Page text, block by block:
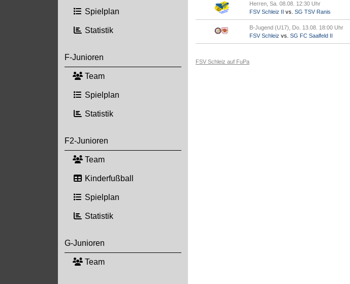
Spielplan
Statistik
F-Junioren
Team
Spielplan
Statistik
F2-Junioren
Team
Kinderfußball
Spielplan
Statistik
G-Junioren
Team
Herren, Sa. 08.08. 12:30 Uhr
FSV Schleiz II vs. SG TSV Ranis
B-Jugend (U17), Do. 13.08. 18:00 Uhr
FSV Schleiz vs. SG FC Saalfeld II
FSV Schleiz auf FuPa